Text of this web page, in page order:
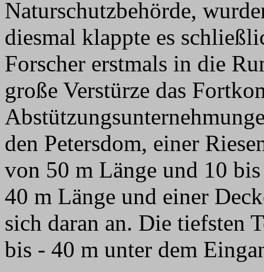
Naturschutzbehörde,
diesmal klappte es
Forscher erstmals in die
große Verstürze das
den Petersdom, einer
von 50 m Länge und 10
40 m Länge und einer
sich daran an. Die tiefsten
bis - 40 m unter dem